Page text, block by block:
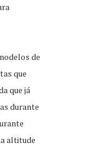
de
que
que já
durante
altitude